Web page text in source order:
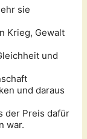
sie
Krieg, Gewalt
und
und daraus
der Preis dafür
war.